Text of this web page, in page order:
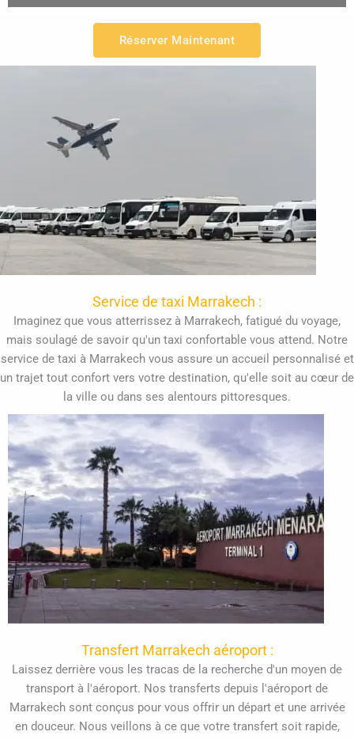
Réserver Maintenant
Service de taxi Marrakech :
Imaginez que vous atterrissez à Marrakech, fatigué du voyage,
mais soulagé de savoir qu'un taxi confortable vous attend. Notre
service de taxi à Marrakech vous assure un accueil personnalisé et
un trajet tout confort vers votre destination, qu'elle soit au cœur de
la ville ou dans ses alentours pittoresques.
Transfert Marrakech aéroport :
Laissez derrière vous les tracas de la recherche d'un moyen de
transport à l'aéroport. Nos transferts depuis l'aéroport de
Marrakech sont conçus pour vous offrir un départ et une arrivée
en douceur. Nous veillons à ce que votre transfert soit rapide,